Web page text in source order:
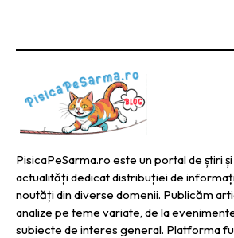
PisicaPeSarma.ro este un portal de știri
actualități dedicat distribuției de
noutăți din diverse domenii. Publicăm
analize pe teme variate, de la
subiecte de interes general. Platforma